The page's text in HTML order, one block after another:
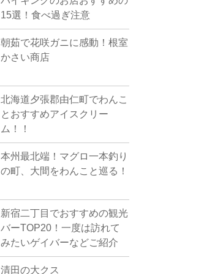
15選！食べ過ぎ注意
朝茹で花咲ガニに感動！根室
かさい商店
北海道夕張郡由仁町でわんこ
とおすすめアイスクリー
ム！！
本州最北端！マグロ一本釣り
の町、大間をわんこと巡る！
新宿二丁目でおすすめの観光
バーTOP20！一度は訪れて
みたいゲイバーなどご紹介
清田の大クス